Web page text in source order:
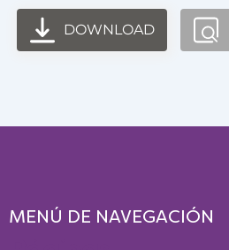
DOWNLOAD
MENÚ DE NAVEGACIÓN